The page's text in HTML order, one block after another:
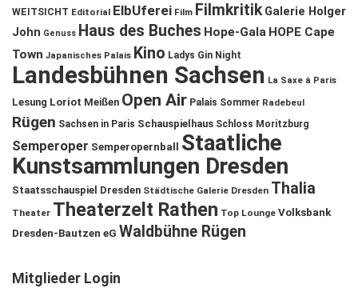
WEITSICHT Editorial ElbUferei Film Filmkritik Galerie Holger
John Genuss Haus des Buches Hope-Gala HOPE Cape
Town Japanisches Palais Kino Ladys Gin Night
Landesbühnen Sachsen La Saxe à Paris
Lesung Loriot Meißen Open Air Palais Sommer Radebeul
Rügen Sachsen in Paris Schauspielhaus Schloss Moritzburg
Semperoper Semperopernball
Staatliche
Kunstsammlungen Dresden
Staatsschauspiel Dresden Städtische Galerie Dresden Thalia
Theater Theaterzelt Rathen Top Lounge Volksbank
Dresden-Bautzen eG Waldbühne Rügen
Mitglieder Login